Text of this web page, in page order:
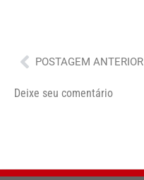
Anterior
POSTAGEM ANTERIOR
Deixe seu comentário